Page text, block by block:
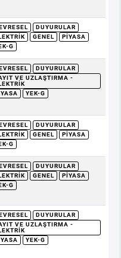
DUYURULAR
GENEL
PIYASA
G
DUYURULAR
VE UZLAŞTIRMA -
YEK-G
DUYURULAR
GENEL
PIYASA
G
DUYURULAR
GENEL
PIYASA
G
DUYURULAR
VE UZLAŞTIRMA -
YEK-G